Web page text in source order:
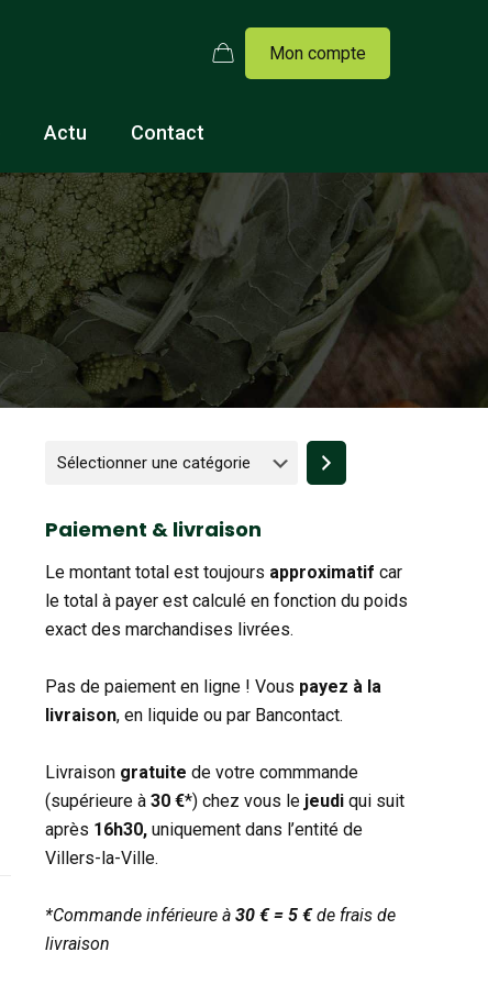
Mon compte
Actu Contact
Sélectionner
une
Paiement & livraison
Le montant total est toujours approximatif car
le total à payer est calculé en fonction du poids
exact des marchandises livrées.
Pas de paiement en ligne ! Vous payez à la
livraison, en liquide ou par Bancontact.
Livraison gratuite de votre commmande
(supérieure à 30 €*) chez vous le jeudi qui suit
après 16h30, uniquement dans l’entité de
Villers-la-Ville.
*Commande inférieure à 30 € = 5 €de frais de
livraison